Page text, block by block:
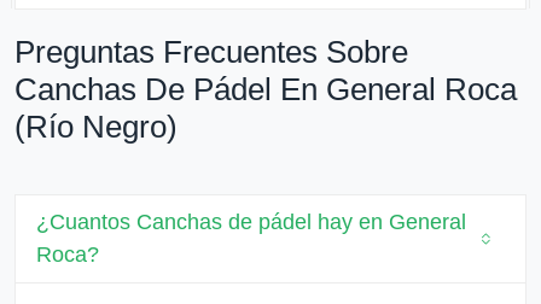
Preguntas Frecuentes Sobre
Canchas De Pádel En General Roca
(Río Negro)
¿Cuantos Canchas de pádel hay en General
Roca?